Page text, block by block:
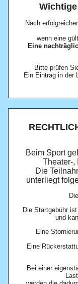
Nach
wenn eine
Eine
Bitte prüfen
Ein Eintrag in der
Beim Sport
Theater-,
Die
unterliegt
Die Startgebühr
und
Eine
Eine
Bei einer